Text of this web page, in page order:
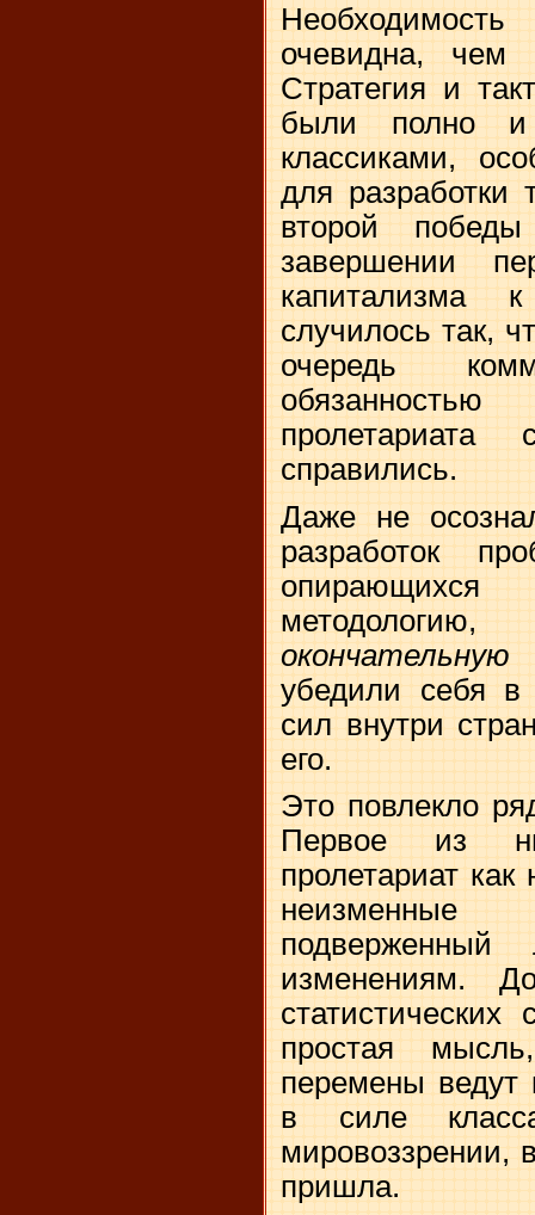
очевидна, чем
Стратегия и
были полно и
классиками,
для разработки
второй
завершении
капитализма
случилось так,
очередь
справились.
Даже не
разработок
убедили себя в
сил внутри
его.
Это повлекло
Первое из
пролетариат
неизменные
подверженный
изменениям.
простая
перемены ведут
в силе
мировоззрении,
пришла.